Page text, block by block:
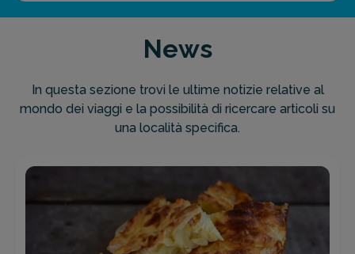
News
In questa sezione trovi le ultime notizie relative al
mondo dei viaggi e la possibilità di ricercare articoli su
una località specifica.